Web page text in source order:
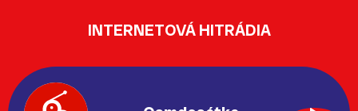
INTERNETOVÁ HITRÁDIA